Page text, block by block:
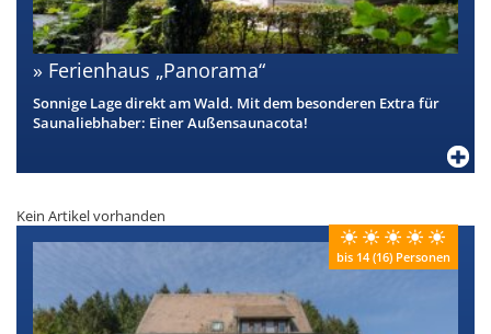
Ferienhaus „Panorama“
Sonnige Lage direkt am Wald. Mit dem besonderen Extra für
Saunaliebhaber: Einer Außensaunacota!
Kein Artikel vorhanden
bis 14 (16) Personen